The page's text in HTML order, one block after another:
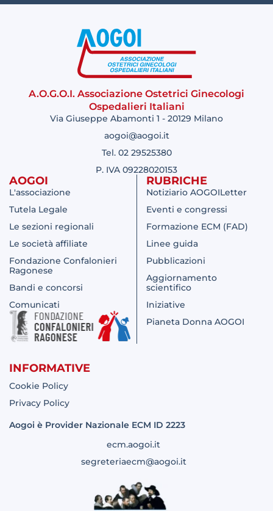
A.O.G.O.I. Associazione Ostetrici Ginecologi
Ospedalieri Italiani
Via Giuseppe Abamonti 1 - 20129 Milano
aogoi@aogoi.it
Tel. 02 29525380
P. IVA 09228020153
AOGOI
L'associazione
Tutela Legale
Le sezioni regionali
Le società affiliate
Fondazione Confalonieri
Ragonese
Bandi e concorsi
Comunicati
RUBRICHE
Notiziario AOGOILetter
Eventi e congressi
Formazione ECM (FAD)
Linee guida
Pubblicazioni
Aggiornamento
scientifico
Iniziative
Pianeta Donna AOGOI
INFORMATIVE
Cookie Policy
Privacy Policy
Aogoi è Provider Nazionale ECM ID 2223
ecm.aogoi.it
segreteriaecm@aogoi.it